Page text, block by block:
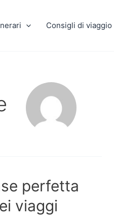
Consigli di viaggio
perfetta
viaggi